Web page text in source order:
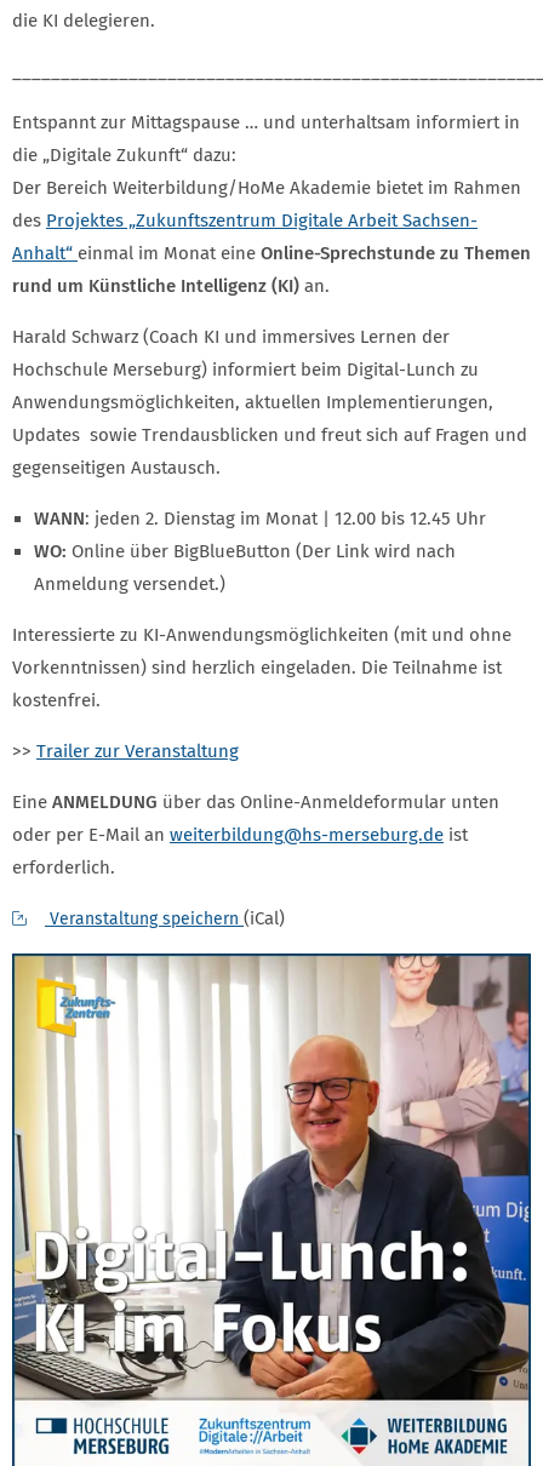
die KI delegieren.
Entspannt zur Mittagspause … und unterhaltsam informiert in
die „Digitale Zukunft“ dazu:
Der Bereich Weiterbildung/HoMe Akademie bietet im Rahmen
des Projektes „Zukunftszentrum Digitale Arbeit Sachsen-
Anhalt“ einmal im Monat eine Online-Sprechstunde zu Themen
rund um Künstliche Intelligenz (KI) an.
Harald Schwarz (Coach KI und immersives Lernen der
Hochschule Merseburg) informiert beim Digital-Lunch zu
Anwendungsmöglichkeiten, aktuellen Implementierungen,
Updates sowie Trendausblicken und freut sich auf Fragen und
gegenseitigen Austausch.
WANN: jeden 2. Dienstag im Monat | 12.00 bis 12.45 Uhr
WO: Online über BigBlueButton (Der Link wird nach
Anmeldung versendet.)
Interessierte zu KI-Anwendungsmöglichkeiten (mit und ohne
Vorkenntnissen) sind herzlich eingeladen. Die Teilnahme ist
kostenfrei.
>> Trailer zur Veranstaltung
Eine ANMELDUNG über das Online-Anmeldeformular unten
oder per E-Mail an weiterbildung@hs-merseburg.de ist
erforderlich.
Veranstaltung speichern (iCal)